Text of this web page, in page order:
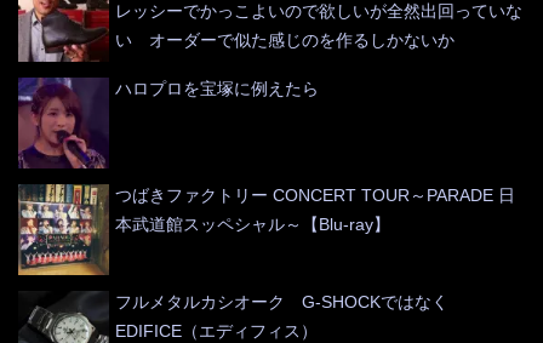
レッシーでかっこよいので欲しいが全然出回っていな
い オーダーで似た感じのを作るしかないか
ハロプロを宝塚に例えたら
つばきファクトリー CONCERT TOUR～PARADE 日
本武道館スッペシャル～【Blu-ray】
フルメタルカシオーク G-SHOCKではなく
EDIFICE（エディフィス）